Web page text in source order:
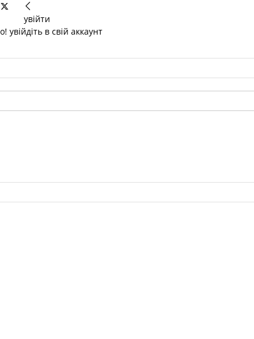
увійти
увійдіть в свій аккаунт